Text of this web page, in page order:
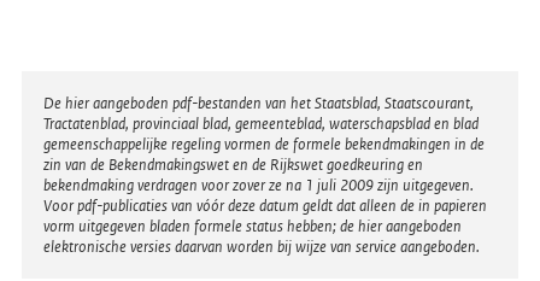
Disclaimer
De hier aangeboden pdf-bestanden van het Staatsblad, Staatscourant,
Tractatenblad, provinciaal blad, gemeenteblad, waterschapsblad en blad
gemeenschappelijke regeling vormen de formele bekendmakingen in de
zin van de Bekendmakingswet en de Rijkswet goedkeuring en
bekendmaking verdragen voor zover ze na 1 juli 2009 zijn uitgegeven.
Voor pdf-publicaties van vóór deze datum geldt dat alleen de in papieren
vorm uitgegeven bladen formele status hebben; de hier aangeboden
elektronische versies daarvan worden bij wijze van service aangeboden.